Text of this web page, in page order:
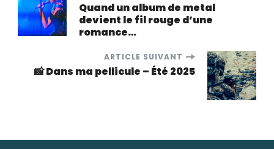
Quand un album de metal
devient le fil rouge d’une
romance…
ARTICLE SUIVANT
📸 Dans ma pellicule – Été 2025